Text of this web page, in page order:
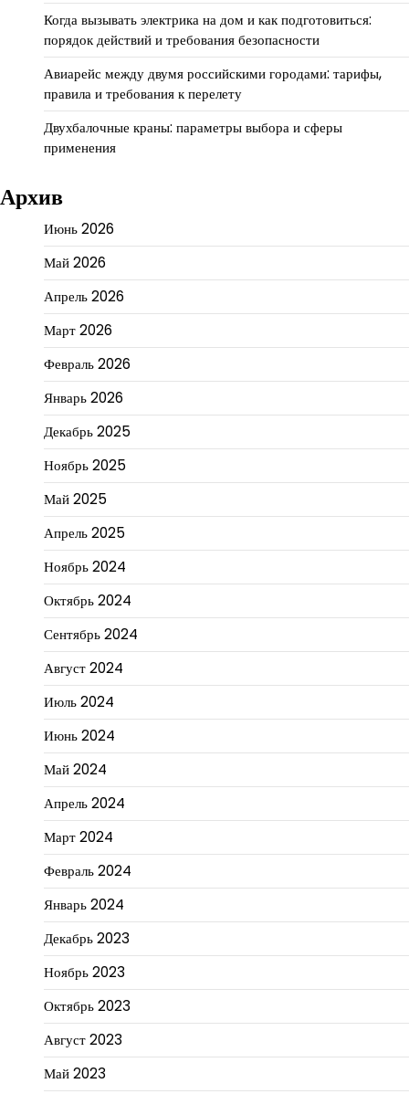
Когда вызывать электрика на дом и как подготовиться:
порядок действий и требования безопасности
Авиарейс между двумя российскими городами: тарифы,
правила и требования к перелету
Двухбалочные краны: параметры выбора и сферы
применения
Архив
Июнь 2026
Май 2026
Апрель 2026
Март 2026
Февраль 2026
Январь 2026
Декабрь 2025
Ноябрь 2025
Май 2025
Апрель 2025
Ноябрь 2024
Октябрь 2024
Сентябрь 2024
Август 2024
Июль 2024
Июнь 2024
Май 2024
Апрель 2024
Март 2024
Февраль 2024
Январь 2024
Декабрь 2023
Ноябрь 2023
Октябрь 2023
Август 2023
Май 2023